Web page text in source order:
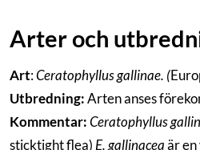
Arter och
Art:Ceratophyllus gallinae. (
Utbredning:Arten anses
Kommentar:Ceratophyllus
sticktight flea)E. gallinaceaär